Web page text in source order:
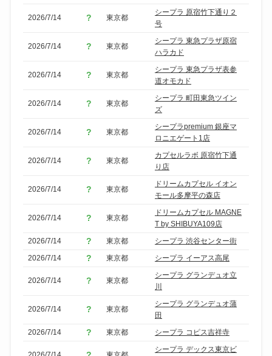
2026/7/14 東京都
シープラ 原宿竹下通り２
号
2026/7/14 東京都
シープラ 東急プラザ原宿
ハラカド
2026/7/14 東京都
シープラ 東急プラザ表参
道オモカド
2026/7/14 東京都
シープラ 町田東急ツイン
ズ
2026/7/14 東京都
シープラpremium 銀座マ
ロニエゲート1店
2026/7/14 東京都
カプセルラボ 原宿竹下通
り店
2026/7/14 東京都
ドリームカプセル イオン
モール多摩平の森店
2026/7/14 東京都
ドリームカプセル MAGNE
T by SHIBUYA109店
2026/7/14
東京都
シープラ 渋谷センター街
2026/7/14
東京都 シープラ イーアス高尾
2026/7/14 東京都
シープラ グランデュオ立
川
2026/7/14 東京都
シープラ グランデュオ蒲
田
2026/7/14
東京都 シープラ コピス吉祥寺
シープラ デックス東京ビ